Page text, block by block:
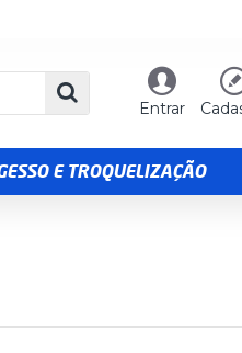
Entrar
E TROQUELIZAÇÃO